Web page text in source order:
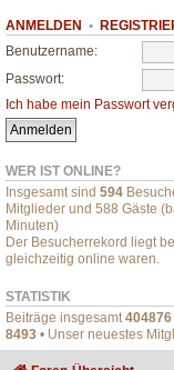
ANMELDEN •
Benutzername:
Passwort:
Ich habe mein Passwort
WER IST ONLINE?
Insgesamt sind 594
Mitglieder und 588 Gäste
Minuten)
Der Besucherrekord liegt
gleichzeitig online waren.
STATISTIK
Beiträge insgesamt404876
8493 • Unser neuestes